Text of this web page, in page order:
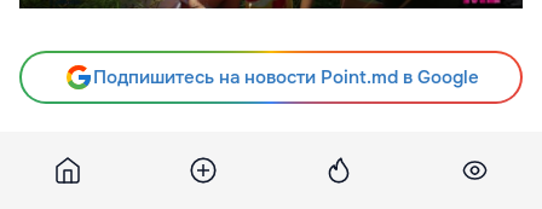
Подпишитесь на новости Point.md в Google
Источник Chisinau